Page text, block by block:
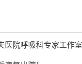
医院呼吸科专家工作